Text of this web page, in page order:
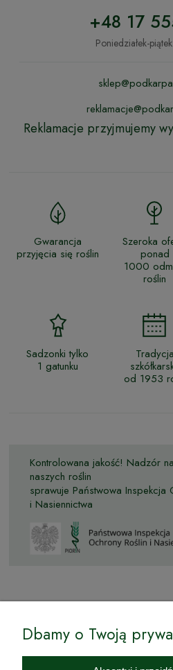
+48 17
Poniedziałek-
Reklamacje przyjmujemy
Gwarancja
przyjęcia się roślin
Szeroka
ponad
1000
roślin
Sadzonki tylko
1 gatunku
Tradycja
od 1953
Kontrolowana jakość! Nadzór
naszych roślin
sprawuje Państwowa Inspekcja
i Nasiennictwa
Internetowy Sklep Ogrodniczy
Dbamy o Twoją